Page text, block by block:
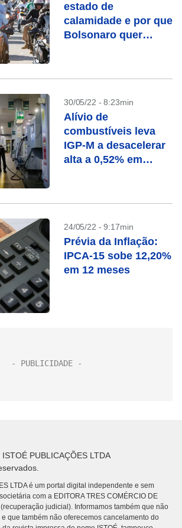
estado de
calamidade e por que
Bolsonaro quer
30/05/22 - 8:23min
Alívio de
combustíveis leva
IGP-M a desacelerar
alta a 0,52% em
24/05/22 - 9:17min
Prévia da Inflação:
IPCA-15 sobe 12,20%
em 12 meses
PUBLICAÇÕES LTDA
LTDA é um portal digital independente e sem
com a EDITORA TRES COMÉRCIO DE
(recuperação judicial). Informamos também que não
que também não oferecemos cancelamento do